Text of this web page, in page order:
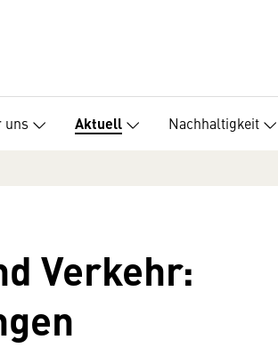
uns Aktuell Nachhaltigkeit
Verkehr: